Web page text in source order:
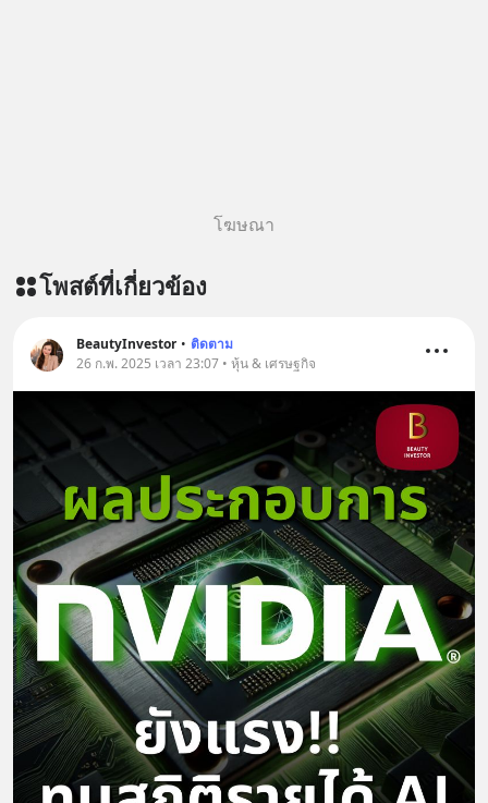
โฆษณา
โพสต์ที่เกี่ยวข้อง
BeautyInvestor • ติดตาม
26 ก.พ. 2025 เวลา 23:07 • หุ้น & เศรษฐกิจ